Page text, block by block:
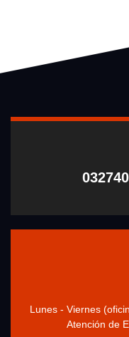
Lunes - Viernes
Atención de